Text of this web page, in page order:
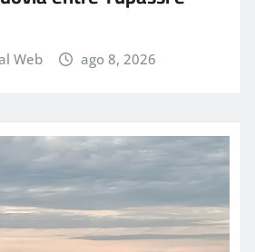
Web ago 8, 2026